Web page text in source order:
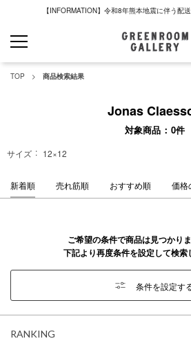
【INFORMATION】令和8年熊本地震に伴う配
TOP 商品検索結果
Jonas
対象商品 0件
サイズ 12×12
新着順 売れ筋順 おすすめ順 価格
ご希望の条件で商品は見つかり
下記より再度条件を設定して検索
条件を設定す
RANKING